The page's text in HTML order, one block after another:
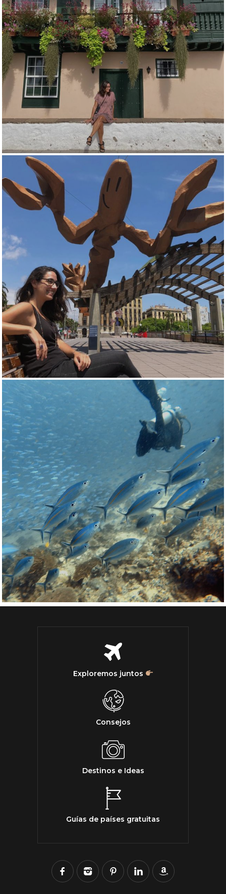
Exploremos juntos
Consejos
Destinos e Ideas
Guías de países gratuitas